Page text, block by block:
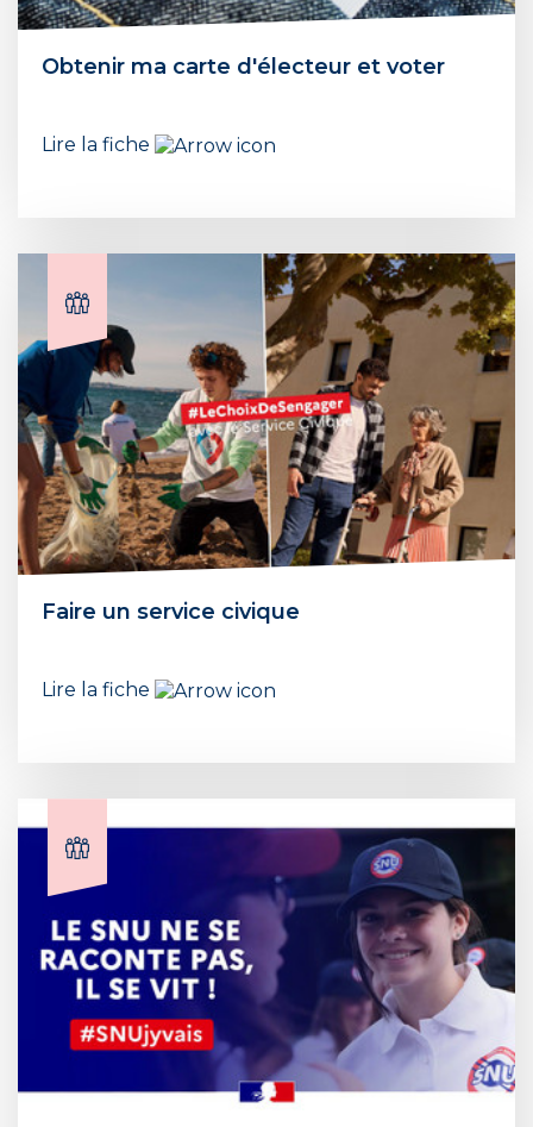
Obtenir ma carte d'électeur et voter
Lire la fiche
Faire un service civique
Lire la fiche